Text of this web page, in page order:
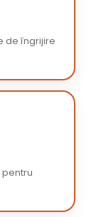
de îngrijire